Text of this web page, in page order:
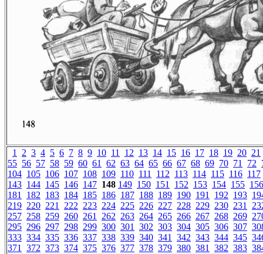
1 2 3 4 5 6 7 8 9 10 11 12 13 14 15 16 17 18 19 20 21
55 56 57 58 59 60 61 62 63 64 65 66 67 68 69 70 71 72
104 105 106 107 108 109 110 111 112 113 114 115 116 117
143 144 145 146 147 148 149 150 151 152 153 154 155 156
181 182 183 184 185 186 187 188 189 190 191 192 193
219 220 221 222 223 224 225 226 227 228 229 230 231
257 258 259 260 261 262 263 264 265 266 267 268 269
295 296 297 298 299 300 301 302 303 304 305 306 307
333 334 335 336 337 338 339 340 341 342 343 344 345
371 372 373 374 375 376 377 378 379 380 381 382 383